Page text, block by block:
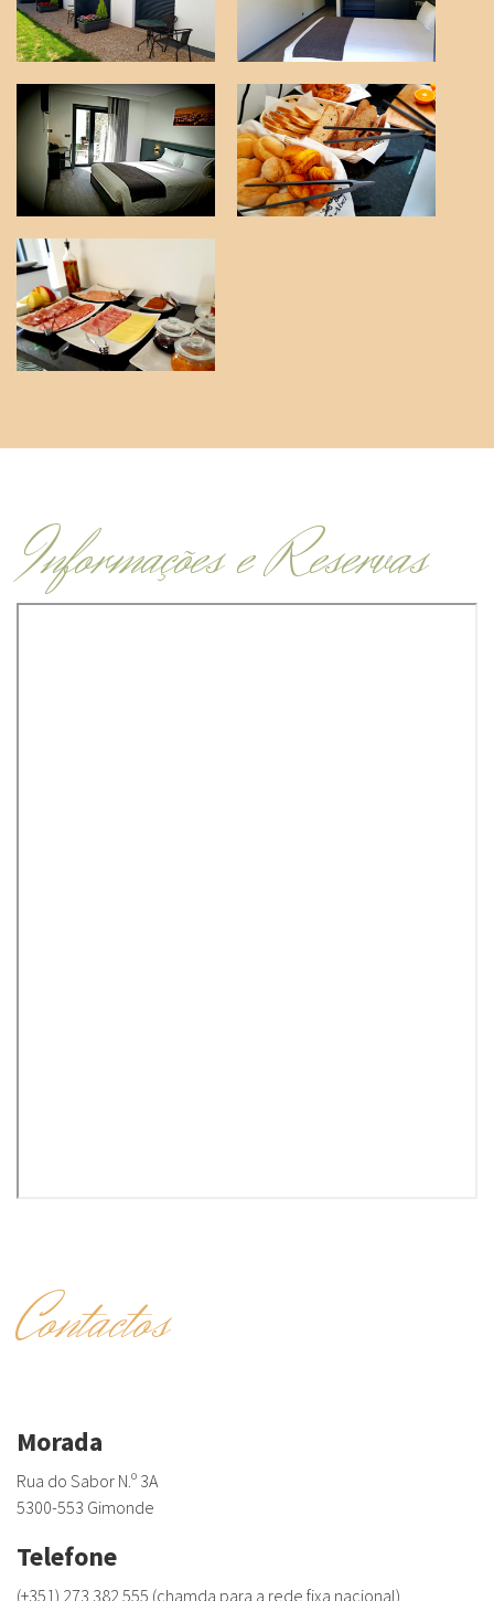
Informações e Reservas
Contactos
Morada
Rua do Sabor N.º 3A
5300-553 Gimonde
Telefone
(+351) 273 382 555 (chamda para a rede fixa nacional)